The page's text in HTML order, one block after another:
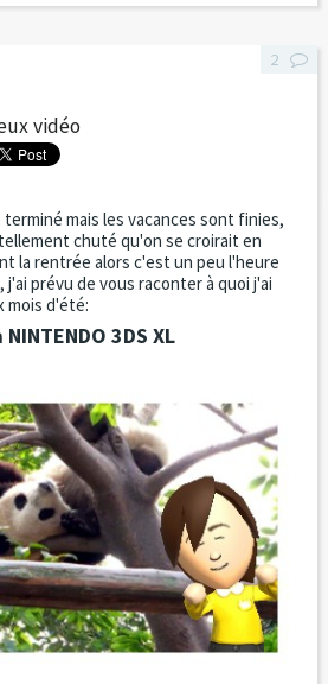
vidéo
mais les vacances sont finies,
chuté qu'on se croirait en
la rentrée alors c'est un peu l'heure
j'ai prévu de vous raconter à quoi j'ai
mois d'été:
3DS XL
2